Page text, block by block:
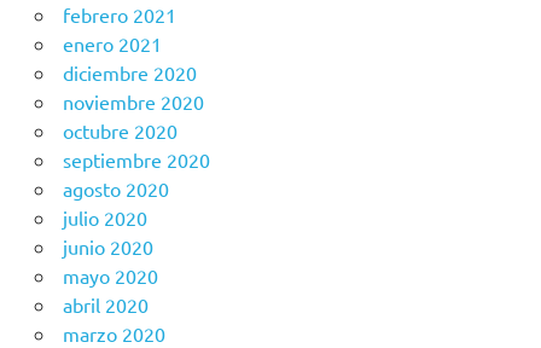
febrero 2021
enero 2021
diciembre 2020
noviembre 2020
octubre 2020
septiembre 2020
agosto 2020
julio 2020
junio 2020
mayo 2020
abril 2020
marzo 2020